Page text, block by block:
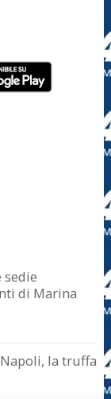
sedie
di Marina
la truffa